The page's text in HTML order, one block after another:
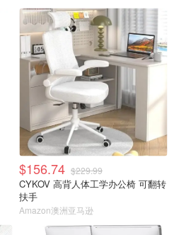
$156.74 $229.99
CYKOV 高背人体工学办公椅 可翻转
扶手
Amazon澳洲亚马逊